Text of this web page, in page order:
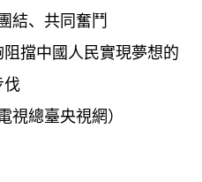
、共同奮鬥
擋中國人民實現夢想的
伐
總臺央視網）